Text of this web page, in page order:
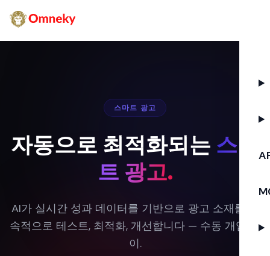
스마트 광고
자동으로 최적화되는 스마
트 광고.
AI가 실시간 성과 데이터를 기반으로 광고 소재를 지
속적으로 테스트, 최적화, 개선합니다 — 수동 개입 없
이.